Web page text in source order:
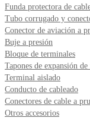
Funda protectora de
Tubo corrugado y
Conector de aviación a
Buje a presión
Bloque de terminales
Tapones de expansión
Terminal aislado
Conducto de cableado
Conectores de cable a
Otros accesorios